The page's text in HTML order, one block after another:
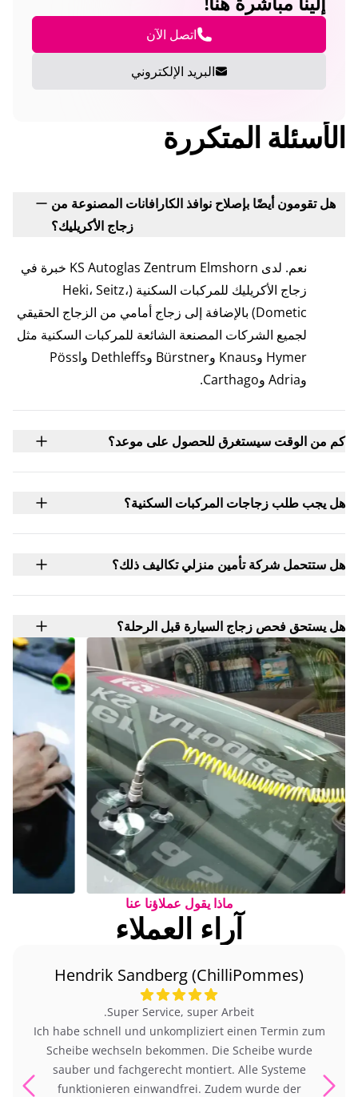
اتصل الآن
البريد الإلكتروني
الأسئلة المتكررة
هل تقومون أيضًا بإصلاح نوافذ الكارافانات المصنوعة من
زجاج الأكريليك؟
نعم. لدى KS Autoglas Zentrum Elmshorn خبرة في
زجاج الأكريليك للمركبات السكنية (Heki، Seitz،
Dometic) بالإضافة إلى زجاج أمامي من الزجاج الحقيقي
لجميع الشركات المصنعة الشائعة للمركبات السكنية مثل
Hymer وKnaus وBürstner وDethleffs وPössl
وAdria وCarthago.
كم من الوقت سيستغرق للحصول على موعد؟
هل يجب طلب زجاجات المركبات السكنية؟
هل ستتحمل شركة تأمين منزلي تكاليف ذلك؟
هل يستحق فحص زجاج السيارة قبل الرحلة؟
ماذا يقول عملاؤنا عنا
آراء العملاء
Hendrik Sandberg (ChilliPommes)
Super Service, super Arbeit.
Ich habe schnell und unkompliziert einen Termin zum
Scheibe wechseln bekommen. Die Scheibe wurde
sauber und fachgerecht montiert. Alle Systeme
funktionieren einwandfrei. Zudem wurde der